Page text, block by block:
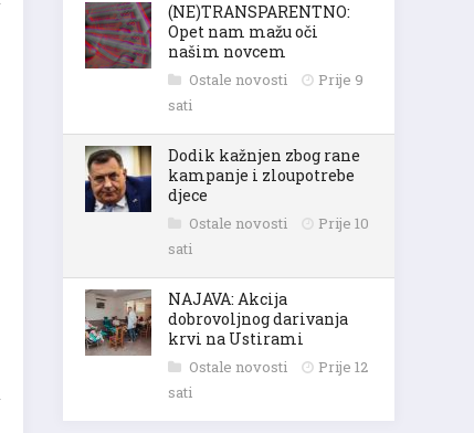
(NE)TRANSPARENTNO:
Opet nam mažu oči
našim novcem
Ostale novosti
Prije 9
sati
Dodik kažnjen zbog rane
kampanje i zloupotrebe
djece
Ostale novosti
Prije 10
sati
NAJAVA: Akcija
dobrovoljnog darivanja
krvi na Ustirami
Ostale novosti
Prije 12
sati